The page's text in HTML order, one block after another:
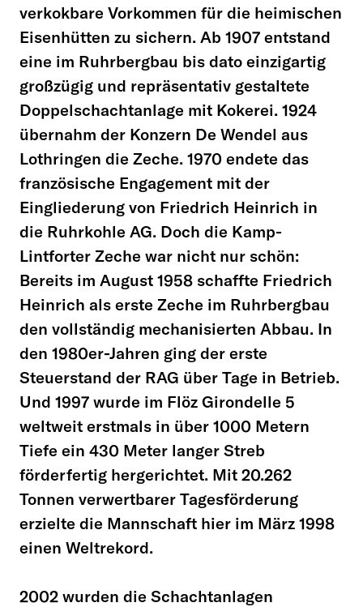
verkokbare Vorkommen für die heimischen
Eisenhütten zu sichern. Ab 1907 entstand
eine im Ruhrbergbau bis dato einzigartig
großzügig und repräsentativ gestaltete
Doppelschachtanlage mit Kokerei. 1924
übernahm der Konzern De Wendel aus
Lothringen die Zeche. 1970 endete das
französische Engagement mit der
Eingliederung von Friedrich Heinrich in
die Ruhrkohle AG. Doch die Kamp-
Lintforter Zeche war nicht nur schön:
Bereits im August 1958 schaffte Friedrich
Heinrich als erste Zeche im Ruhrbergbau
den vollständig mechanisierten Abbau. In
den 1980er-Jahren ging der erste
Steuerstand der RAG über Tage in Betrieb.
Und 1997 wurde im Flöz Girondelle 5
weltweit erstmals in über 1000 Metern
Tiefe ein 430 Meter langer Streb
förderfertig hergerichtet. Mit 20.262
Tonnen verwertbarer Tagesförderung
erzielte die Mannschaft hier im März 1998
einen Weltrekord.
2002 wurden die Schachtanlagen